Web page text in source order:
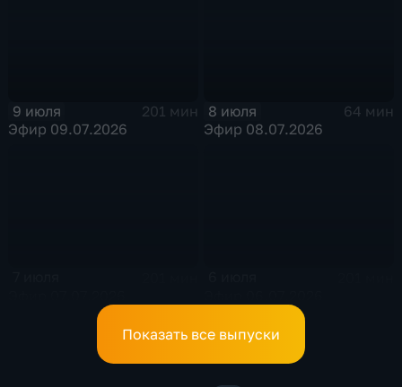
9 июля
201 мин
Эфир 09.07.2026
8 июля
64 мин
Эфир 08.07.2026
Показать все выпуски